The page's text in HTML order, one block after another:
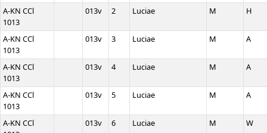
A-KN CCl
1013
013v 2 Luciae M H
A-KN CCl
1013
013v 3 Luciae M A
A-KN CCl
1013
013v 4 Luciae M A
A-KN CCl
1013
013v 5 Luciae M A
A-KN CCl
013v 6 Luciae M W